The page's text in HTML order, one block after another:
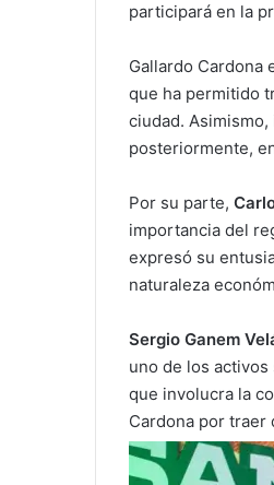
participará en la
Gallardo Cardona
que ha permitido
ciudad.
posteriormente,
Por su parte,
importancia del
expresó su
naturaleza
Sergio Ganem
uno de los activos
que involucra la
Cardona por traer